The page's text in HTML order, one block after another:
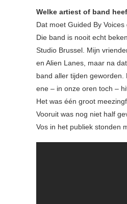
Welke artiest of band
Dat moet Guided By
Die band is nooit echt
Studio Brussel. Mijn
en Alien Lanes, maar na
band aller tijden
ene – in onze oren toch –
Het was één groot
Vooruit was nog niet half
Vos in het publiek stonden